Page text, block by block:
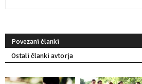
Povezani članki
Ostali članki avtorja